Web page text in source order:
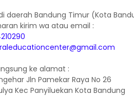
daerah Bandung Timur (Kota
kirim wa atau email :
ke alamat :
Jln Pamekar Raya No 26
Kec Panyiluekan Kota Bandung